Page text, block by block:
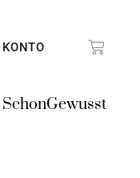
KONTO
SchonGewusst